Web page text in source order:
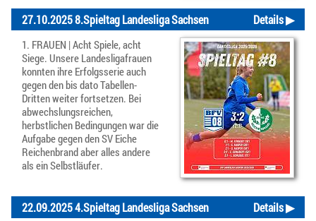
Details ▶
27.10.2025 8.Spieltag Landesliga Sachsen
1. FRAUEN | Acht Spiele, acht
Siege. Unsere Landesligafrauen
konnten ihre Erfolgsserie auch
gegen den bis dato Tabellen-
Dritten weiter fortsetzen. Bei
abwechslungsreichen,
herbstlichen Bedingungen war die
Aufgabe gegen den SV Eiche
Reichenbrand aber alles andere
als ein Selbstläufer.
Details ▶
22.09.2025 4.Spieltag Landesliga Sachsen